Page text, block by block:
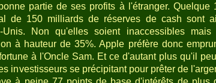
partie de ses profits à l'étranger. Quelque
de 150 milliards de réserves de cash sont
Non qu'elles soient inaccessibles mais
à hauteur de 35%. Apple préfère donc
à l'Oncle Sam. Et ce d'autant plus qu'il
investisseurs se précipitant pour prêter de